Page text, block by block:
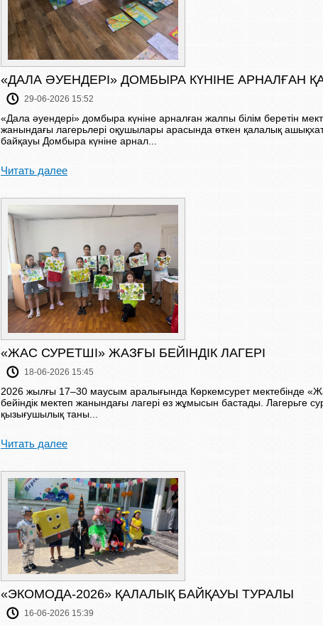
«ДАЛА ӘУЕНДЕРІ» ДОМБЫРА КҮНІНЕ АРНАЛҒАН
29-06-2026 15:52
«Дала әуендері» домбыра күніне арналған жалпы білім беретін
жанындағы лагерьлері оқушылары арасында өткен қалалық
байқауы Домбыра күніне арнал...
Читать далее
«ЖАС СУРЕТШІ» ЖАЗҒЫ БЕЙІНДІК ЛАГЕРІ
18-06-2026 15:45
2026 жылғы 17–30 маусым аралығында Көркемсурет мектебінде
бейіндік мектеп жанындағы лагері өз жұмысын бастады. Лагерьге
қызығушылық таны...
Читать далее
«ЭКОМОДА-2026» ҚАЛАЛЫҚ БАЙҚАУЫ ТУРАЛЫ
16-06-2026 15:39